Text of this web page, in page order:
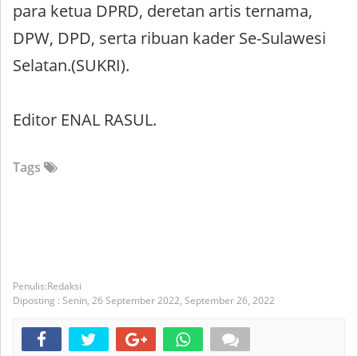
para ketua DPRD, deretan artis ternama,
DPW, DPD, serta ribuan kader Se-Sulawesi
Selatan.(SUKRI).
Editor ENAL RASUL.
Tags
Redaksi
Diposting : Senin, 26 September 2022, September 26, 2022